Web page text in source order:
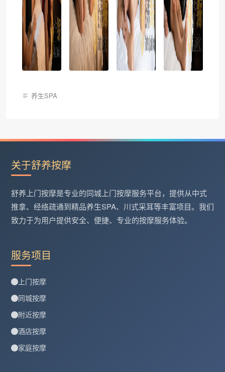
养生SPA
关于舒养按摩
舒养上门按摩是专业的同城上门按摩服务平台，提供从中式
推拿、经络疏通到精品养生SPA、川式采耳等丰富项目。我们
致力于为用户提供安全、便捷、专业的按摩服务体验。
服务项目
上门按摩
同城按摩
附近按摩
酒店按摩
家庭按摩